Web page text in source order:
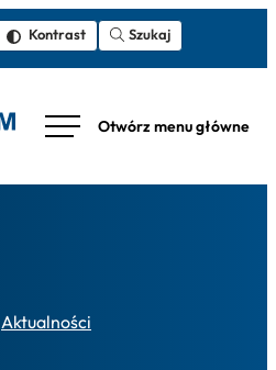
Kontrast Szukaj
Aktualności